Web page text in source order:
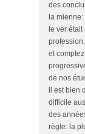
des
la
le ver
et
de nos
il est bien
difficile
des
règle: la